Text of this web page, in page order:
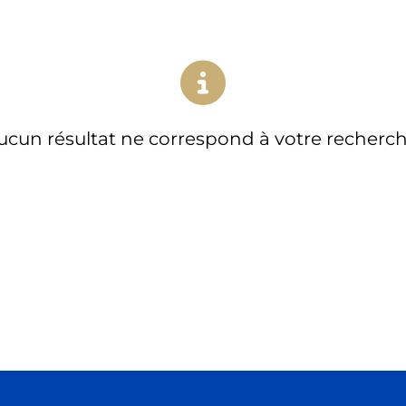
résultat ne correspond à votre